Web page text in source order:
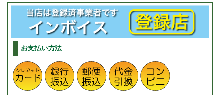
お支払い方法